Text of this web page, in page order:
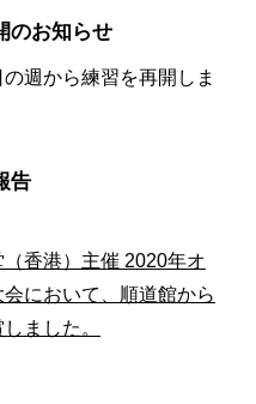
のお知らせ
の週から練習を再開しま
告
香港）主催 2020年オ
において、 順道館から
ました。